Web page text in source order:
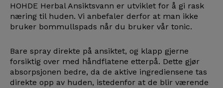
HOHDE Herbal Ansiktsvann er utviklet for å gi rask
næring til huden. Vi anbefaler derfor at man ikke
bruker bommullspads når du bruker vår tonic.
Bare spray direkte på ansiktet, og klapp gjerne
forsiktig over med håndflatene etterpå. Dette gjør
absorpsjonen bedre, da de aktive ingrediensene tas
direkte opp av huden, istedenfor at de blir værende